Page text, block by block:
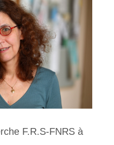
F.R.S-FNRS à